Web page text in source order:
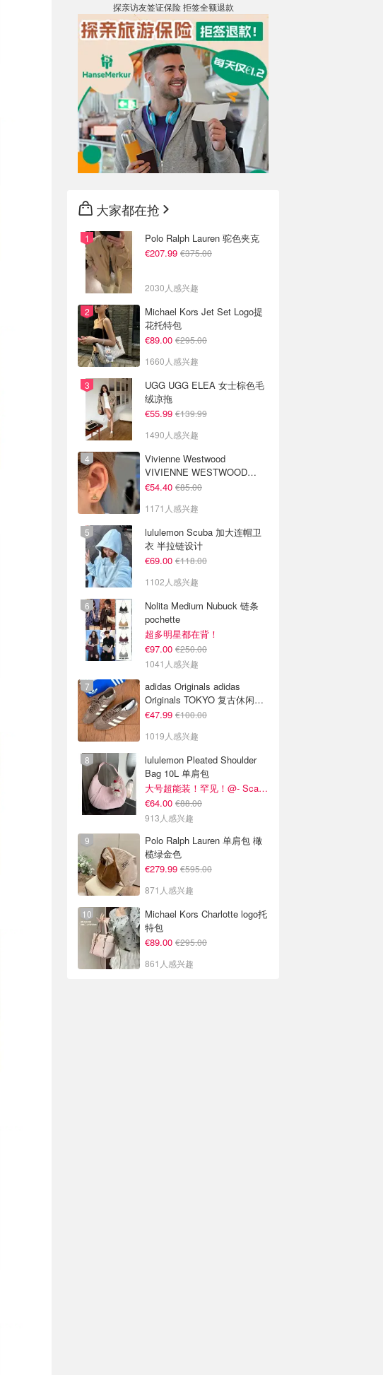
探亲访友签证保险 拒签全额退款
大家都在抢
Polo Ralph Lauren 驼色夹克
€207.99 €375.00
2030人感兴趣
Michael Kors Jet Set Logo提
花托特包
€89.00 €295.00
1660人感兴趣
UGG UGG ELEA 女士棕色毛
绒凉拖
€55.99 €139.99
1490人感兴趣
Vivienne Westwood
VIVIENNE WESTWOOD
Nano Solitaire 耳环
€54.40 €85.00
1171人感兴趣
lululemon Scuba 加大连帽卫
衣 半拉链设计
€69.00 €118.00
1102人感兴趣
Nolita Medium Nubuck 链条
pochette
超多明星都在背！
€97.00 €250.00
1041人感兴趣
adidas Originals adidas
Originals TOKYO 复古休闲鞋
深棕色
€47.99 €100.00
1019人感兴趣
lululemon Pleated Shoulder
Bag 10L 单肩包
大号超能装！罕见！@- Scarlett
€64.00 €88.00
913人感兴趣
Polo Ralph Lauren 单肩包 橄
榄绿金色
€279.99 €595.00
871人感兴趣
Michael Kors Charlotte logo托
特包
€89.00 €295.00
861人感兴趣